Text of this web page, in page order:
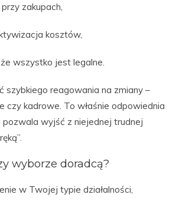
zakupach,
kosztów,
wszystko jest legalne.
szybkiego reagowania na zmiany –
czy kadrowe. To właśnie odpowiednia
pozwala wyjść z niejednej trudnej
wyborze doradcą?
w Twojej typie działalności,